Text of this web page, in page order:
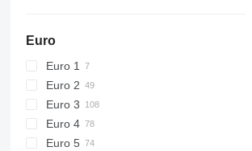
907
908
910
914
918
Euro
Euro 1
Euro 2
Euro 3
Euro 4
Euro 5